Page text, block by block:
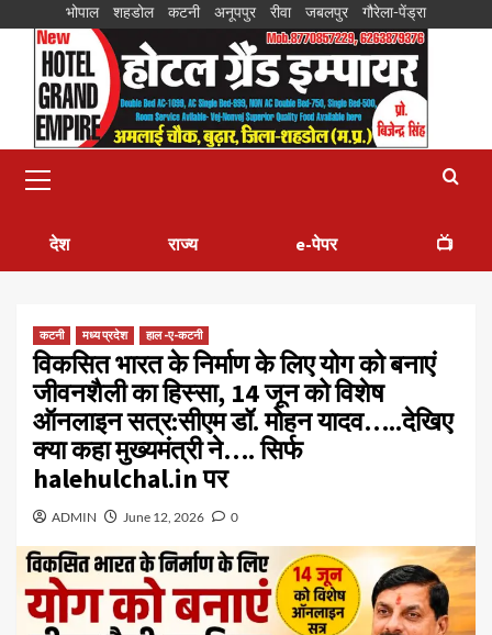
भोपाल शहडोल कटनी अनूपपुर रीवा जबलपुर गौरेला-पेंड्रा
देश राज्य e-पेपर 📺
कटनी मध्य प्रदेश हाल -ए-कटनी
विकसित भारत के निर्माण के लिए योग को बनाएं
जीवनशैली का हिस्सा, 14 जून को विशेष
ऑनलाइन सत्र:सीएम डॉ. मोहन यादव…..देखिए
क्या कहा मुख्यमंत्री ने…. सिर्फ
halehulchal.in पर
ADMIN June 12, 2026 0